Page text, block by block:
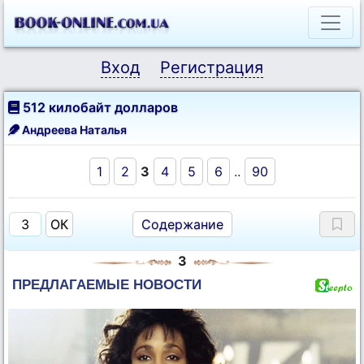
Вход Регистрация
512 килобайт долларов
Андреева Наталья
1 2 3 4 5 6 .. 90
Содержание
3